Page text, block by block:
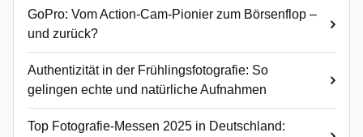
GoPro: Vom Action-Cam-Pionier zum Börsenflop –
und zurück?
Authentizität in der Frühlingsfotografie: So
gelingen echte und natürliche Aufnahmen
Top Fotografie-Messen 2025 in Deutschland: